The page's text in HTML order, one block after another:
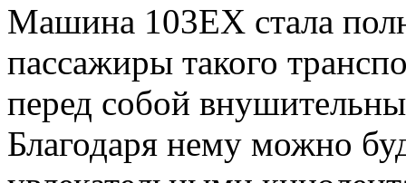
Машина 103EX стала
пассажиры такого
перед собой
Благодаря нему можно